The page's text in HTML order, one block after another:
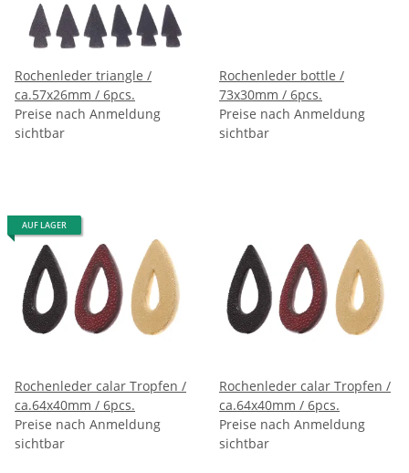
Rochenleder triangle /
ca.57x26mm / 6pcs.
Preise nach Anmeldung
sichtbar
Rochenleder bottle /
73x30mm / 6pcs.
Preise nach Anmeldung
sichtbar
AUF LAGER
Rochenleder calar Tropfen /
ca.64x40mm / 6pcs.
Preise nach Anmeldung
sichtbar
Rochenleder calar Tropfen /
ca.64x40mm / 6pcs.
Preise nach Anmeldung
sichtbar